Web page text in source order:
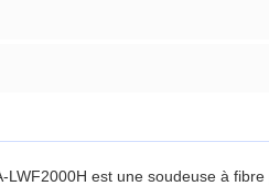
est une soudeuse à